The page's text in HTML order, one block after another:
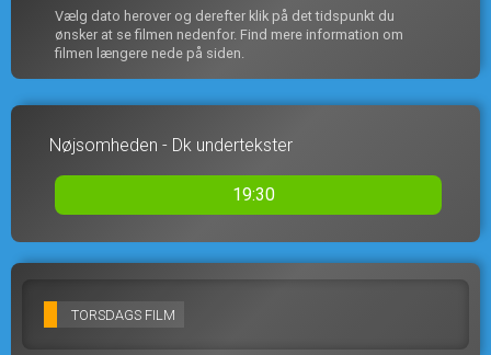
Vælg dato herover og derefter klik på det tidspunkt du
ønsker at se filmen nedenfor. Find mere information om
filmen længere nede på siden.
Nøjsomheden - Dk undertekster
19:30
TORSDAGS FILM